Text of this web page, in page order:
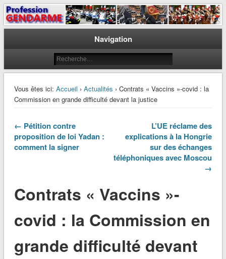
Profession Gendarme
Le journal des gendarmes
Navigation
Vous êtes ici: Accueil › Actualités › Contrats « Vaccins »-covid : la
Commission en grande difficulté devant la justice
← Pétition contre
proposition de loi Yadan :
comment la signer
L’UE réclame des
explications à la Hongrie
sur des échanges
téléphoniques avec Moscou
→
Contrats « Vaccins »-
covid : la Commission en
grande difficulté devant